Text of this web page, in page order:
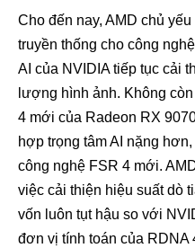
Cho đến nay, AMD chủ
truyền thống cho công
AI của NVIDIA tiếp tục cải
lượng hình ảnh. Không
4 mới của Radeon RX
hợp trọng tâm AI nặng
công nghệ FSR 4 mới.
việc cải thiện hiệu suất dò
vốn luôn tụt hậu so với
đơn vị tính toán của RDNA